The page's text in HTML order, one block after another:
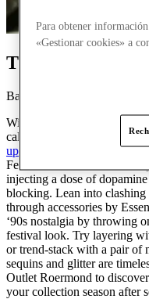
The
Backstage exclusivity invites
With summer on the
call for fresh looks. We’ve
upcoming season
- all
Festival fashion invites the
injecting a dose of
blocking. Lean into
through accessories by
‘90s nostalgia by throwing
festival look. Try layering
or trend-stack with a pair of
sequins and glitter are
Outlet Roermond to
your collection season after
Para obtener
«Gestionar cookies» a